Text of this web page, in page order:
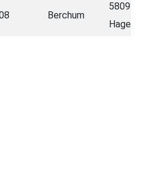
Berchum
58093
Hagen